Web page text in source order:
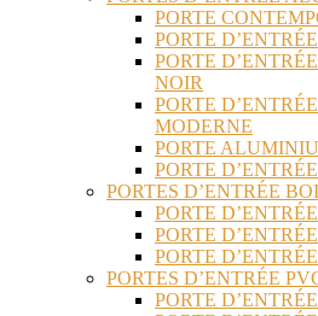
PORTE
PORTE
PORTE
NOIR
PORTE
MODERNE
PORTE
PORTE
PORTES D’ENTRÉE
PORTE
PORTE
PORTE
PORTES D’ENTRÉE
PORTE